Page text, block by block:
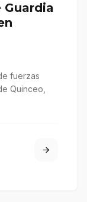
Guardia
fuerzas
Quinceo,